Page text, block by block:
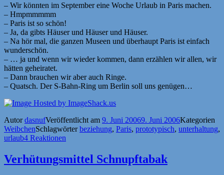
– Wir könnten im September eine Woche Urlaub in Paris machen.
– Hmpmmmmm
– Paris ist so schön!
– Ja, da gibts Häuser und Häuser und Häuser.
– Na hör mal, die ganzen Museen und überhaupt Paris ist einfach
wunderschön.
– … ja und wenn wir wieder kommen, dann erzählen wir allen, wir
hätten geheiratet.
– Dann brauchen wir aber auch Ringe.
– Quatsch. Der S-Bahn-Ring um Berlin soll uns genügen…
AutordasnufVeröffentlicht am 9. Juni 20069. Juni 2006Kategorien
WeibchenSchlagwörterbeziehung, Paris, prototypisch, unterhaltung,
urlaub4 Reaktionen
Verhütungsmittel Schnupftabak